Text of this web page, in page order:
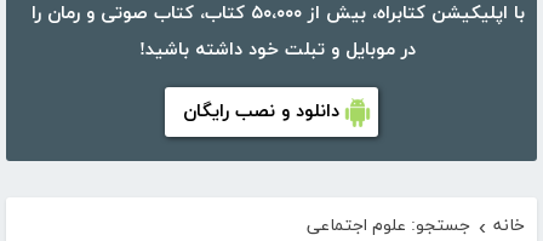
با اپلیکیشن کتابراه، بیش از ۵۰،۰۰۰ کتاب، کتاب صوتی و رمان را
در موبایل و تبلت خود داشته باشید!
دانلود و نصب رایگان
خانه › جستجو: علوم اجتماعی